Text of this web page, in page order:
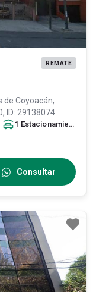
REMATE
de Coyoacán,
, ID: 29138074
1 Estacionamiento
Consultar